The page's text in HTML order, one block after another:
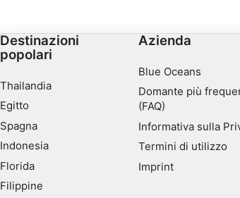
Destinazioni
popolari
Thailandia
Egitto
Spagna
Indonesia
Florida
Filippine
Azienda
Blue Oceans
Domante più
(FAQ)
Informativa sulla
Termini di utilizzo
Imprint
Finalità di trattamento non legate all'AIAB:
Necessario
Prestazione
Pubblicità